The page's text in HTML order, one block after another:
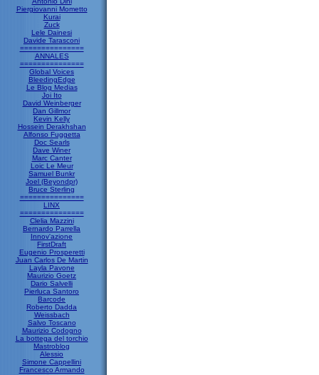
Piergiovanni Mometto
Kurai
Zuck
Lele Dainesi
Davide Tarasconi
===============
ANNALES
===============
Global Voices
BleedingEdge
Le Blog Medias
Joi Ito
David Weinberger
Dan Gillmor
Kevin Kelly
Hossein Derakhshan
Alfonso Fuggetta
Doc Searls
Dave Winer
Marc Canter
Loic Le Meur
Samuel Bunkr
Joel (Beyondpr)
Bruce Sterling
===============
LINX
===============
Clelia Mazzini
Bernardo Parrella
Innov'azione
FirstDraft
Eugenio Prosperetti
Juan Carlos De Martin
Layla Pavone
Maurizio Goetz
Dario Salvelli
Pierluca Santoro
Barcode
Roberto Dadda
Weissbach
Salvo Toscano
Maurizio Codogno
La bottega del torchio
Mastroblog
Alessio
Simone Cappellini
Francesco Armando